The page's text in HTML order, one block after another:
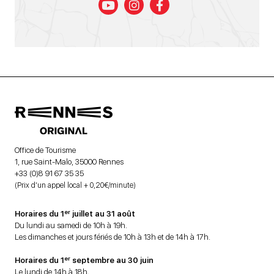
Office de Tourisme
1, rue Saint-Malo, 35000 Rennes
+33 (0)8 91 67 35 35
(Prix d’un appel local + 0,20€/minute)
Horaires du 1er juillet au 31 août
Du lundi au samedi de 10h à 19h.
Les dimanches et jours fériés de 10h à 13h et de 14h à 17h.
Horaires du 1er septembre au 30 juin
Le lundi de 14h à 18h.